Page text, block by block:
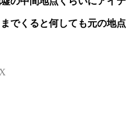
でくると何しても元の地